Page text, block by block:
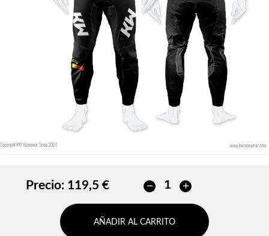
Precio: 119,5 €
AÑADIR AL CARRITO